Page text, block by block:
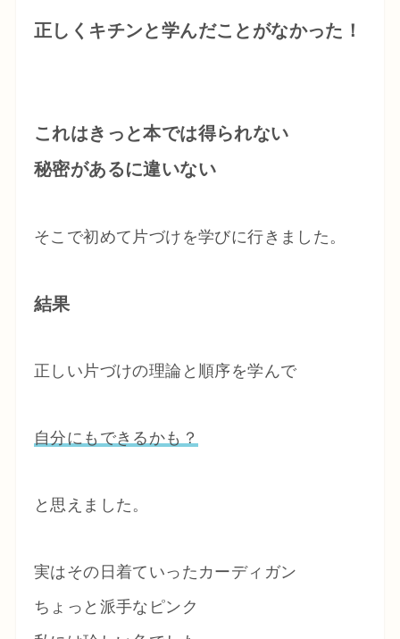
正しくキチンと学んだことがなかった！
これはきっと本では得られない
秘密があるに違いない
そこで初めて片づけを学びに行きました。
結果
正しい片づけの理論と順序を学んで
自分にもできるかも？
と思えました。
実はその日着ていったカーディガン
ちょっと派手なピンク